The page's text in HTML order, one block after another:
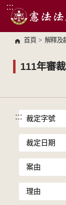
跳到主要內容
:::
首頁 > 解釋及
111年審
::: 裁定字號
裁定日期
案由
理由